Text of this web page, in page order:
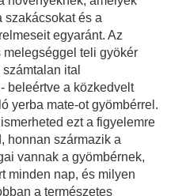
szakácsokat és a
egyaránt. Az
melegséggel teli gyökér
ital
beleértve a közkedvelt
yerba mate-ot gyömbérrel.
ezt a figyelemre
honnan származik a
vannak a gyömbérnek,
minden nap, és milyen
a természetes